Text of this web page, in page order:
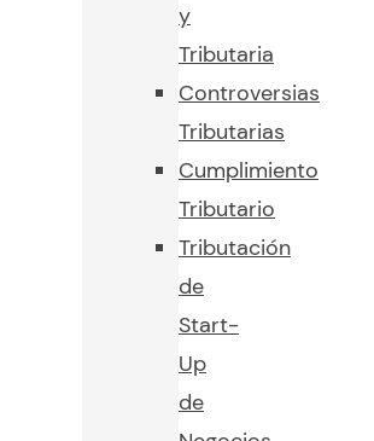
y
Tributaria
Controversias
Tributarias
Cumplimiento
Tributario
Tributación
de
Start-
Up
de